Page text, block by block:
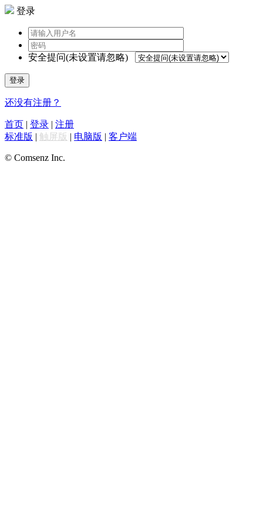
登录
安全提问(未设置请忽略)
登录
还没有注册？
首页 | 登录 | 注册
标准版 | 触屏版 | 电脑版 | 客户端
© Comsenz Inc.